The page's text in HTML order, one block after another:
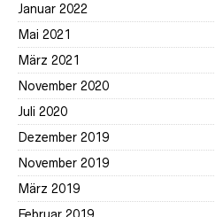
Januar 2022
Mai 2021
März 2021
November 2020
Juli 2020
Dezember 2019
November 2019
März 2019